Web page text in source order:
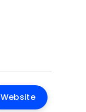
Website